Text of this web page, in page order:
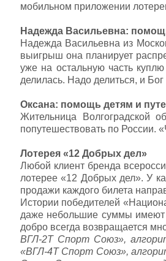
мобильном приложении
Надежда Васильевна:
Надежда Васильевна из
выигрыш она планирует
уже на остальную часть
делилась. Надо делиться, и
Оксана: помощь детям и
Жительница Волгоградской
попутешествовать по России.
Лотерея «12 Добрых дел»
Любой клиент бренда
лотерее «12 Добрых дел». У
продажи каждого билета
Истории победителей
даже небольшие суммы имеют
добро всегда возвращается
ВГЛ-2Т Спорт Союз»,
«ВГЛ-4Т Спорт Союз»,